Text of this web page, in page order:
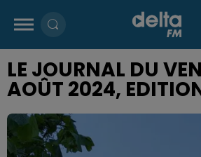
LE JOURNAL DU
AOÛT 2024,